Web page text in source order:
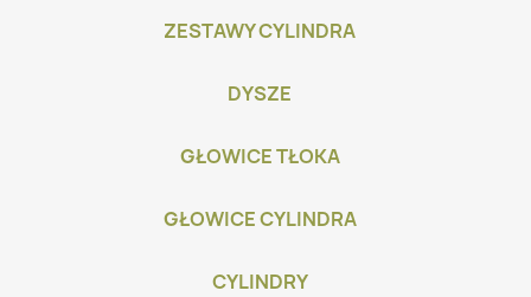
ZESTAWY CYLINDRA
DYSZE
GŁOWICE TŁOKA
GŁOWICE CYLINDRA
CYLINDRY